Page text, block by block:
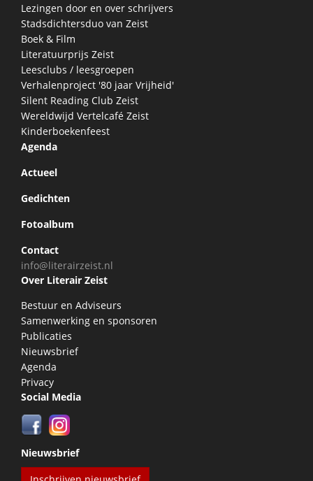
Lezingen door en over schrijvers
Stadsdichtersduo van Zeist
Boek & Film
Literatuurprijs Zeist
Leesclubs / leesgroepen
Verhalenproject '80 jaar Vrijheid'
Silent Reading Club Zeist
Wereldwijd Vertelcafé Zeist
Kinderboekenfeest
Agenda
Actueel
Gedichten
Fotoalbum
Contact
info@literairzeist.nl
Over Literair Zeist
Bestuur en Adviseurs
Samenwerking en sponsoren
Publicaties
Nieuwsbrief
Agenda
Privacy
Social Media
Nieuwsbrief